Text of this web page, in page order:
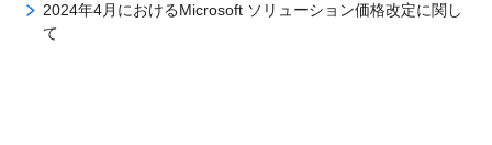
2024年4月におけるMicrosoft ソリューション価格改定に関し
て